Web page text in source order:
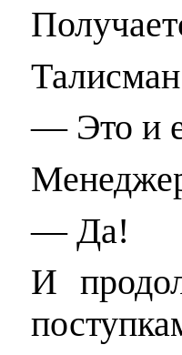
— Это и
— Да!
И